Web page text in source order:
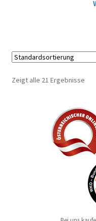
Zeigt alle 21 Ergebnisse